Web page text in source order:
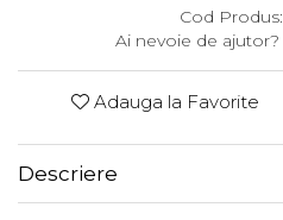
Cod Produs:
Ai nevoie de ajutor?
Adauga la Favorite
Descriere